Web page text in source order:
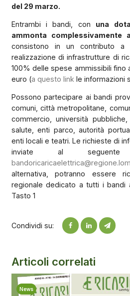
del 29 marzo.
Entrambi i bandi, con una
ammonta complessivamente
consistono in un contributo
realizzazione di infrastrutture di
100% delle spese ammissibili fino
euro (a questo link le informazioni
Possono partecipare ai bandi
comuni, città metropolitane,
commercio, università
salute, enti parco, autorità
enti locali e teatri. Le richieste di
inviate al seguente
alternativa, potranno essere
regionale dedicato a tutti i bandi
Tasto 1
Condividi su:
Articoli correlati
News